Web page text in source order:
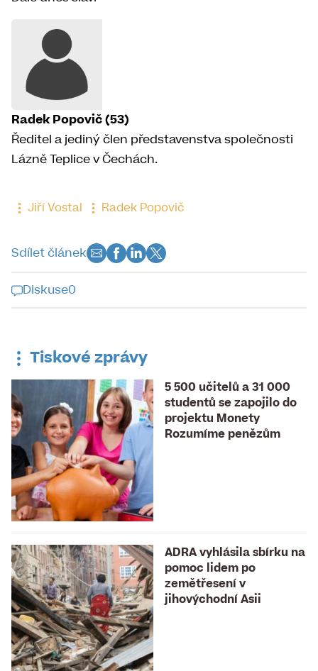
Radek Popovič (53)
Ředitel a jediný člen představenstva společnosti
Lázně Teplice v Čechách.
Jiří Vostal Radek Popovič
Sdílet článek
Diskuse0
uzavřena
Tiskové zprávy
5 500 učitelů a 31 000
studentů se zapojilo do
projektu Monety
Rozumíme penězům
ADRA vyhlásila sbírku na
pomoc lidem po
zemětřesení v
jihovýchodní Asii